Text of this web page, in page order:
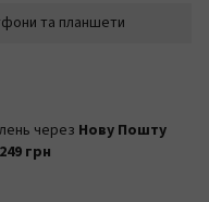
та планшети
через Нову Пошту
249 грн